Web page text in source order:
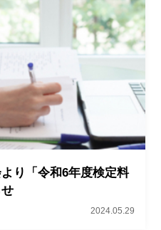
り「令和6年度検定料
2024.05.29